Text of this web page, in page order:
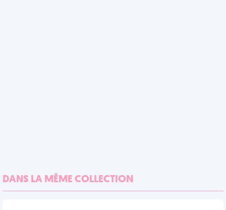
DANS LA MÊME COLLECTION